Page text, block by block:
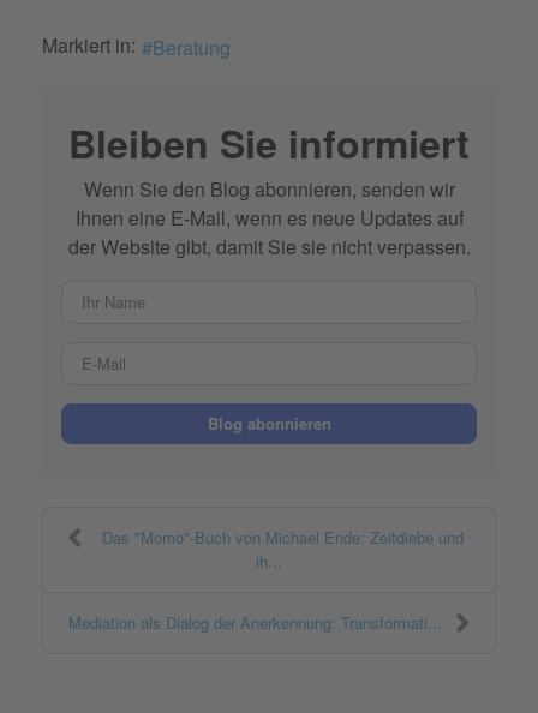
Markiert in: Beratung
Bleiben Sie informiert
Wenn Sie den Blog abonnieren, senden wir
Ihnen eine E-Mail, wenn es neue Updates auf
der Website gibt, damit Sie sie nicht verpassen.
Blog abonnieren
Das "Momo"-Buch von Michael Ende: Zeitdiebe und
ih...
Mediation als Dialog der Anerkennung: Transformati...